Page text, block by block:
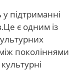
підтриманні
є одним із
поколіннями